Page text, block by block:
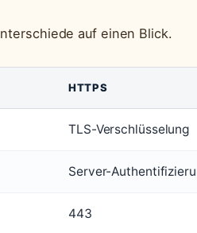
auf einen Blick.
HTTPS
TLS-Verschlüsselung
Server-
443